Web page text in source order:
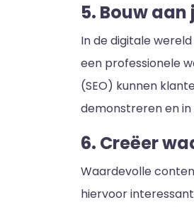
5. Bouw
In de digitale
een professionele
(SEO) kunnen
demonstreren en
6. Creëer
Waardevolle
hiervoor